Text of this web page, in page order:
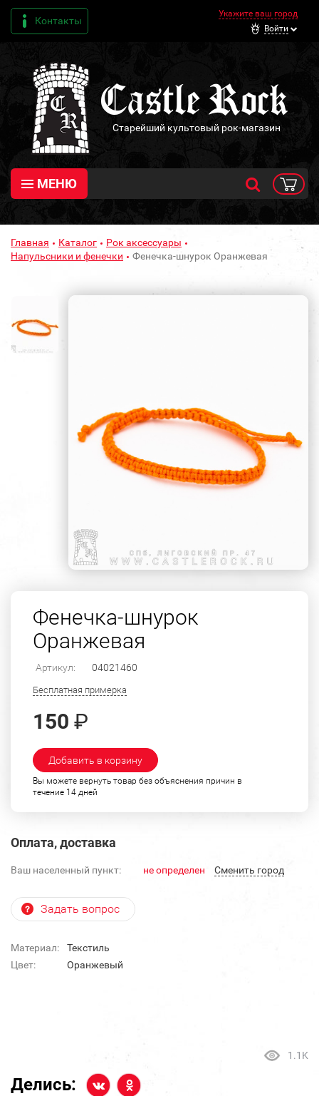
Контакты
Укажите ваш город
Войти
Старейший культовый рок-магазин
МЕНЮ
Главная Каталог
Рок аксессуары
Напульсники и фенечки
Фенечка-шнурок Оранжевая
Фенечка-шнурок
Оранжевая
Артикул: 04021460
Бесплатная примерка
150 ₽
Добавить в корзину
Вы можете вернуть товар без объяснения причин в
течение 14 дней
Оплата, доставка
Ваш населенный пункт: не определен Cменить город
Задать вопрос
Материал:
Текстиль
Цвет:
Оранжевый
1.1K
Делись: